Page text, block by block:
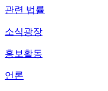
관련 법률
소식광장
홍보활동
언론